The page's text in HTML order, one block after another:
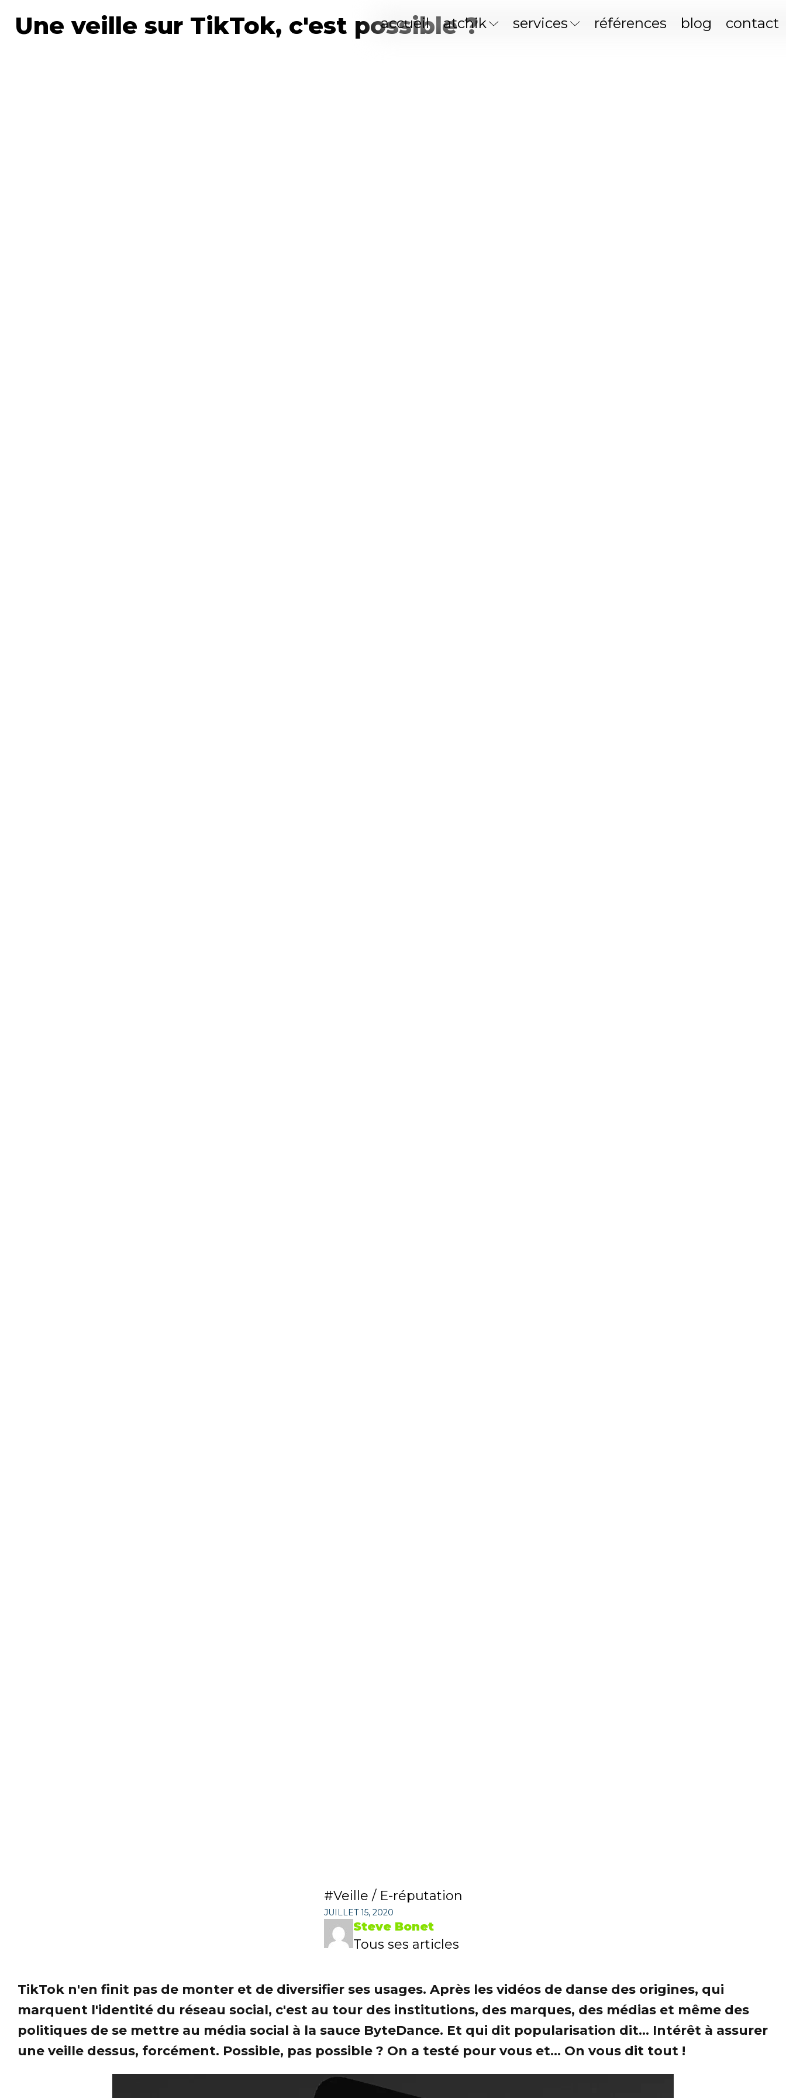
accueil atchik services références blog contact
Une veille sur TikTok, c'est possible ?
Veille / E-réputation
JUILLET 15, 2020
Steve Bonet
Tous ses articles
TikTok n'en finit pas de monter et de diversifier ses usages. Après les vidéos de danse des origines, qui
marquent l'identité du réseau social, c'est au tour des institutions, des marques, des médias et même des
politiques de se mettre au média social à la sauce ByteDance. Et qui dit popularisation dit... Intérêt à assurer
une veille dessus, forcément. Possible, pas possible ? On a testé pour vous et... On vous dit tout !